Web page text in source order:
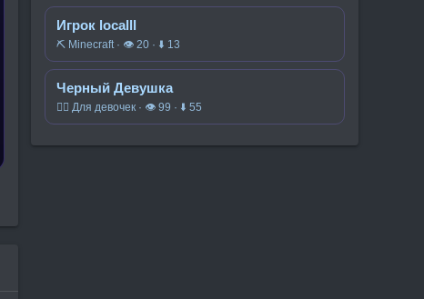
Игрок localll
⛏️ Minecraft · 👁 20 · ⬇ 13
Черный Девушка
🧍‍♀️ Для девочек · 👁 99 · ⬇ 55